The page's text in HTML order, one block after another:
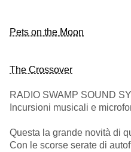
Pets on the Moon
The Crossover
RADIO SWAMP SOUND
Incursioni musicali e
Questa la grande novità di
Con le scorse serate di